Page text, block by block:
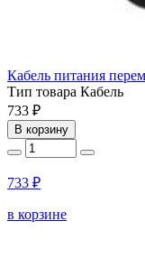
Кабель питания
Тип товара Кабель
733 ₽
В корзину
733 ₽
в корзине